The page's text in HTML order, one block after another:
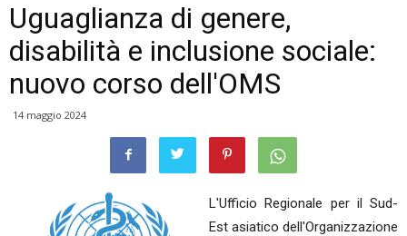
Uguaglianza di genere,
disabilità e inclusione sociale:
nuovo corso dell'OMS
14 maggio 2024
L'Ufficio Regionale per il Sud-
Est asiatico dell'Organizzazione